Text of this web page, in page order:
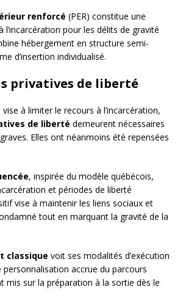
renforcé (PER) constitue une
l’incarcération pour les délits de gravité
hébergement en structure semi-
d’insertion individualisé.
privatives de liberté
à limiter le recours à l’incarcération,
de liberté demeurent nécessaires
Elles ont néanmoins été repensées
, inspirée du modèle québécois,
et périodes de liberté
vise à maintenir les liens sociaux et
tout en marquant la gravité de la
classique voit ses modalités d’exécution
accrue du parcours
mis sur la préparation à la sortie dès le